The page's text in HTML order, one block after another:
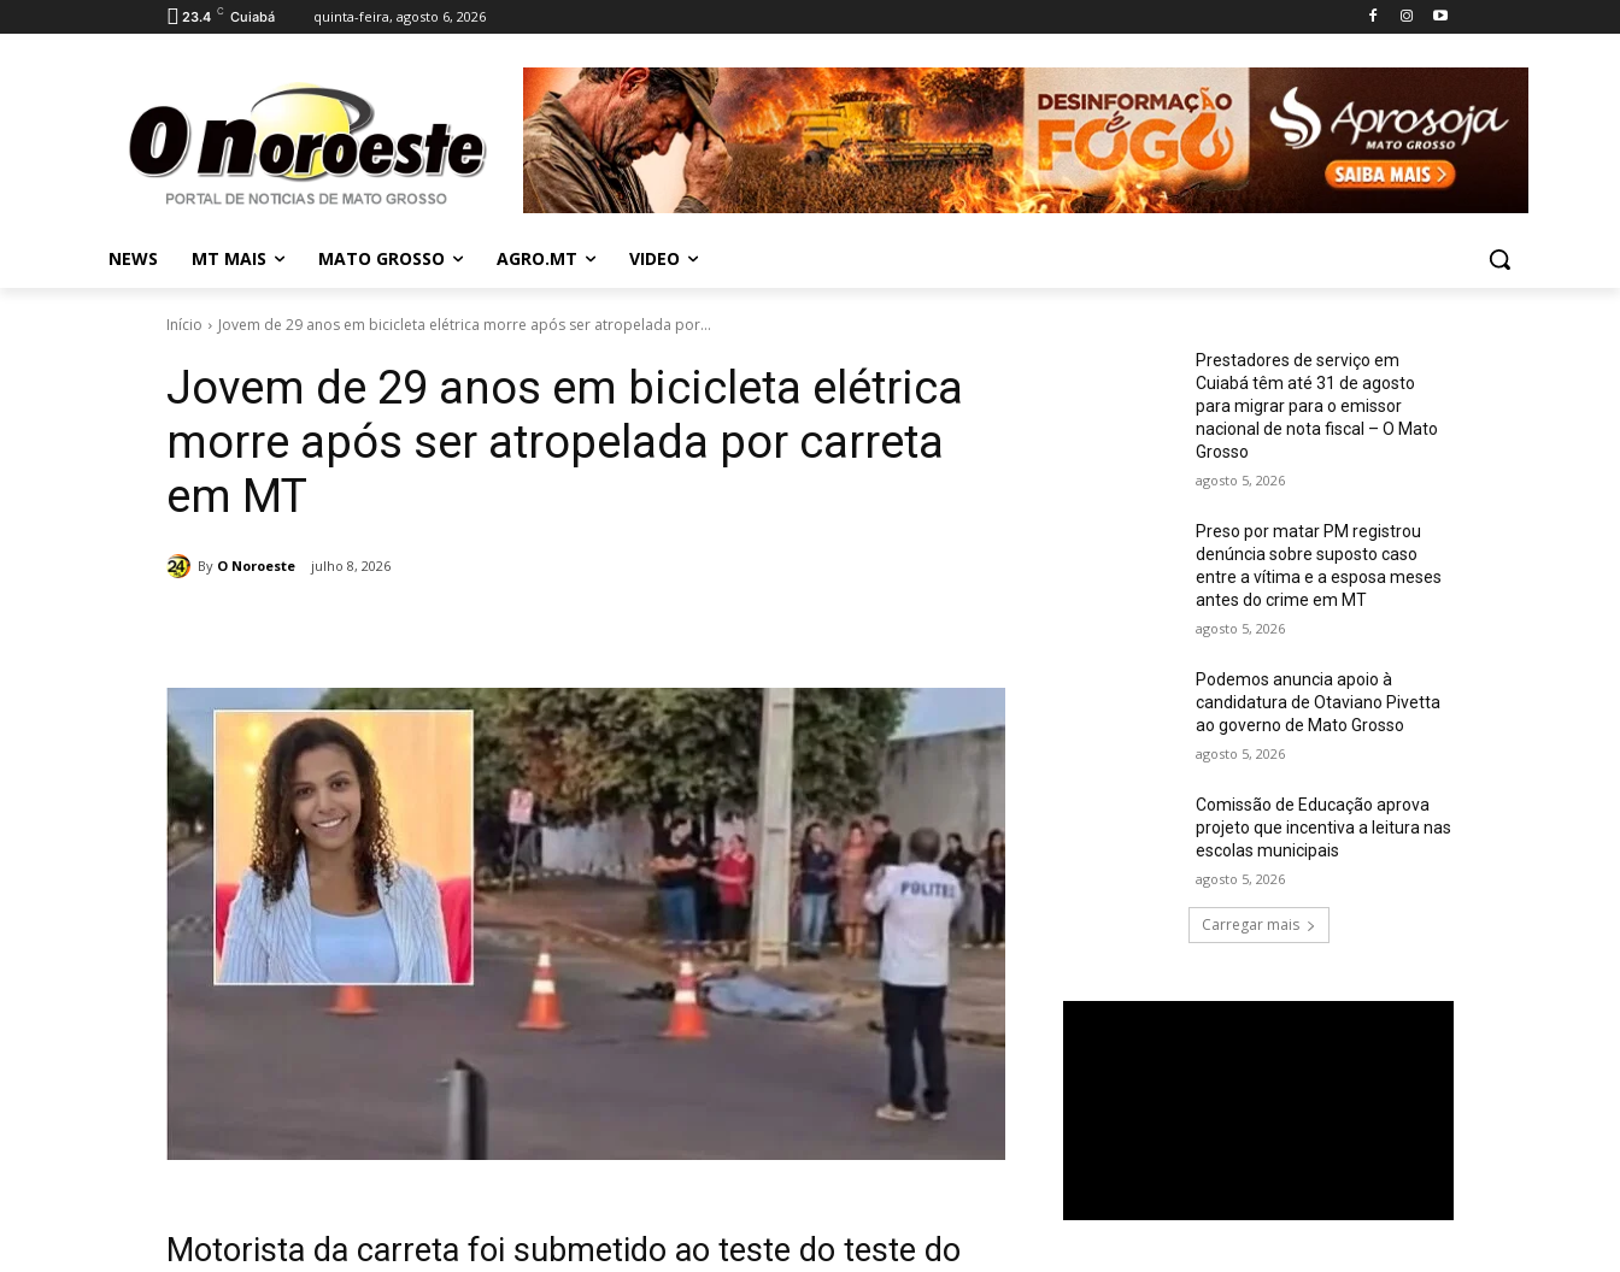
23.4 C Cuiabá quinta-feira, agosto 6, 2026
NEWS MT MAIS MATO GROSSO AGRO.MT VIDEO
Início Jovem de 29 anos em bicicleta elétrica morre após ser atropelada por...
Jovem de 29 anos em bicicleta elétrica
morre após ser atropelada por carreta
em MT
By O Noroeste julho 8, 2026
Motorista da carreta foi submetido ao teste do teste do
Prestadores de serviço em
Cuiabá têm até 31 de agosto
para migrar para o emissor
nacional de nota fiscal – O Mato
Grosso
agosto 5, 2026
Preso por matar PM registrou
denúncia sobre suposto caso
entre a vítima e a esposa meses
antes do crime em MT
agosto 5, 2026
Podemos anuncia apoio à
candidatura de Otaviano Pivetta
ao governo de Mato Grosso
agosto 5, 2026
Comissão de Educação aprova
projeto que incentiva a leitura nas
escolas municipais
agosto 5, 2026
Carregar mais